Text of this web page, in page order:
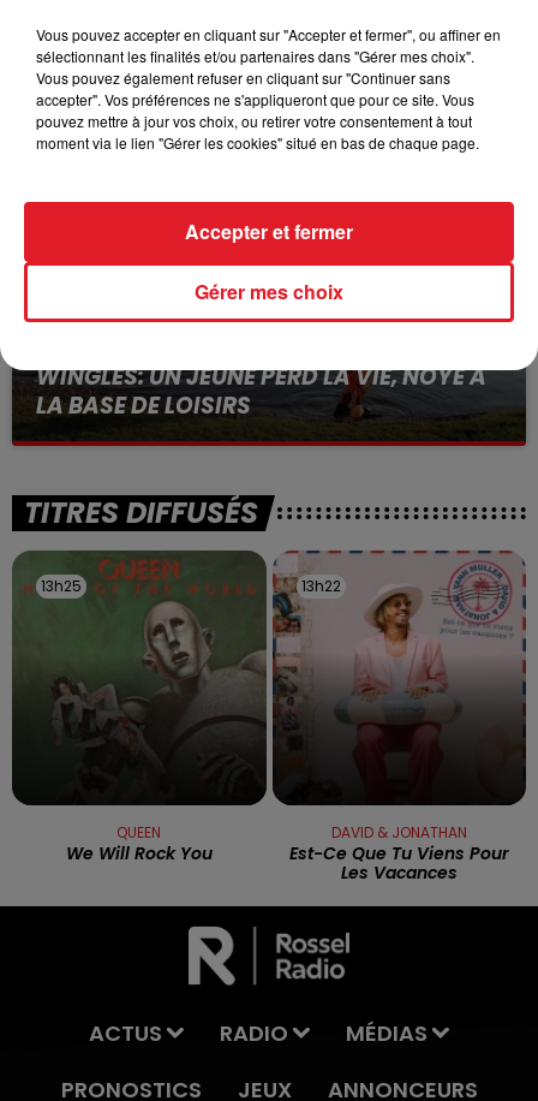
15 juillet 2026
BÉTHUNE: ENQUÊTE POUR HOMICIDE
VOLONTAIRE EN COURS, APRÈS LA...
Selon les premiers éléments, le logement servait
WINGLES: UN JEUNE PERD LA VIE, NOYÉ À
LA BASE DE LOISIRS
La victime a coulé à pic
TITRES DIFFUSÉS
13h25
13h25
QUEEN
We Will Rock You
13h22
13h22
DAVID & JONATHAN
Est-Ce Que Tu Viens Pour
Les Vacances
ACTUS RADIO
MÉDIAS
PRONOSTICS
JEUX ANNONCEURS
Vous pouvez accepter en cliquant sur "Accepter et fermer", ou affiner en
sélectionnant les finalités et/ou partenaires dans "Gérer mes choix".
Vous pouvez également refuser en cliquant sur "Continuer sans
accepter". Vos préférences ne s'appliqueront que pour ce site. Vous
pouvez mettre à jour vos choix, ou retirer votre consentement à tout
moment via le lien "Gérer les cookies" situé en bas de chaque page.
Gérer mes choix
Accepter et fermer